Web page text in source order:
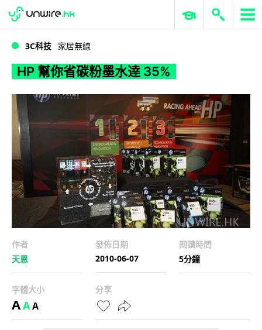
HP 幫你省碳粉墨水逹 35%
WWDC 2026 ERP 與商業 AI
3C科技 家居無線
HP 幫你省碳粉墨水逹 35%
作者
天恩
發佈日期
2010-06-07
閱讀時間
5分鐘
字體大小
AAA
分享